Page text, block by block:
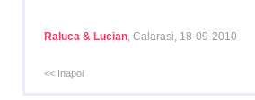
Raluca & Lucian, Calarasi, 18-09-2010
<< Inapoi